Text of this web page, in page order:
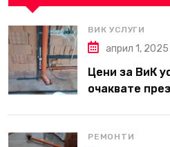
ВИК УСЛУГИ
април 1, 2025
Цени за ВиК
очаквате
РЕМОНТИ